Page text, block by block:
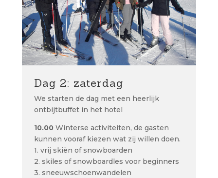
Dag 2: zaterdag
We starten de dag met een heerlijk
ontbijtbuffet in het hotel
10.00Winterse activiteiten, de gasten
kunnen vooraf kiezen wat zij willen doen.
1. vrij skiën of snowboarden
2. skiles of snowboardles voor beginners
3. sneeuwschoenwandelen